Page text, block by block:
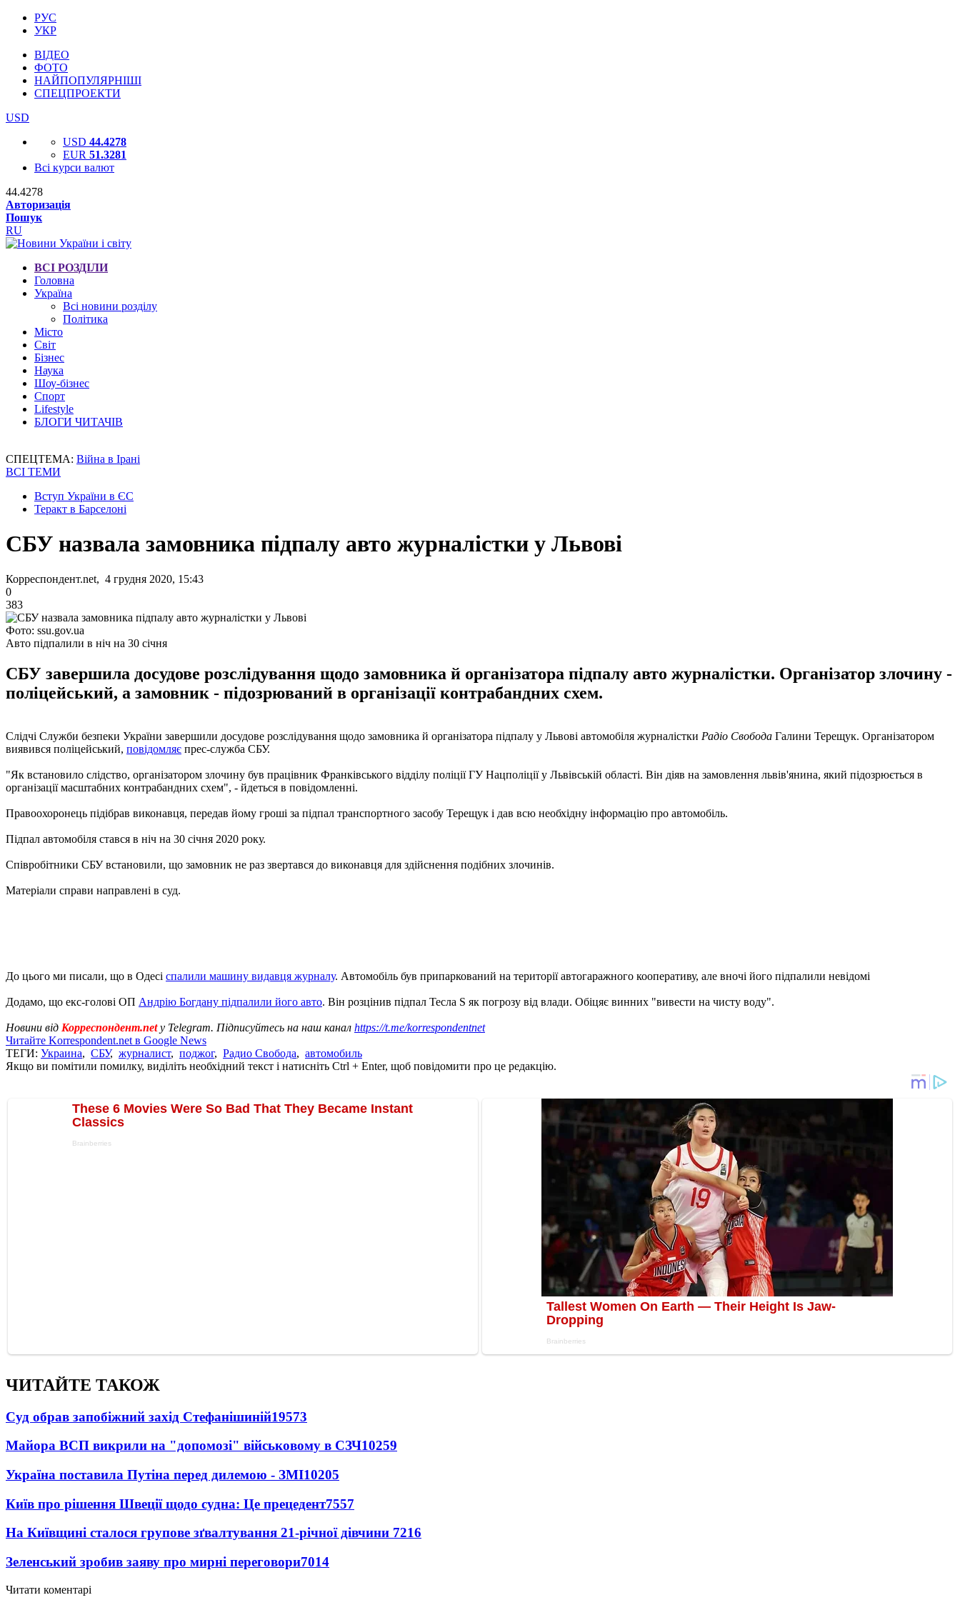
РУС
УКР
ВІДЕО
ФОТО
НАЙПОПУЛЯРНІШІ
СПЕЦПРОЕКТИ
USD
USD 44.4278
EUR 51.3281
Всі курси валют
44.4278
Авторизація
Пошук
RU
ВСІ РОЗДІЛИ
Головна
Україна
Всі новини розділу
Політика
Місто
Світ
Бізнес
Наука
Шоу-бізнес
Спорт
Lifestyle
БЛОГИ ЧИТАЧІВ
СПЕЦТЕМА: Війна в Ірані
ВСІ ТЕМИ
Вступ України в ЄС
Теракт в Барселоні
СБУ назвала замовника підпалу авто журналістки у Львові
Корреспондент.net, 4 грудня 2020, 15:43
0
383
Фото: ssu.gov.ua
Авто підпалили в ніч на 30 січня
СБУ завершила досудове розслідування щодо замовника й організатора підпалу авто журналістки. Організатор злочину -
поліцейський, а замовник - підозрюваний в організації контрабандних схем.
Слідчі Служби безпеки України завершили досудове розслідування щодо замовника й організатора підпалу у Львові автомобіля журналістки Радіо Свобода Галини Терещук. Організатором
виявився поліцейський, повідомляє прес-служба СБУ.
"Як встановило слідство, організатором злочину був працівник Франківського відділу поліції ГУ Нацполіції у Львівській області. Він діяв на замовлення львів'янина, який підозрюється в
організації масштабних контрабандних схем", - йдеться в повідомленні.
Правоохоронець підібрав виконавця, передав йому гроші за підпал транспортного засобу Терещук і дав всю необхідну інформацію про автомобіль.
Підпал автомобіля стався в ніч на 30 січня 2020 року.
Співробітники СБУ встановили, що замовник не раз звертався до виконавця для здійснення подібних злочинів.
Матеріали справи направлені в суд.
До цього ми писали, що в Одесі спалили машину видавця журналу. Автомобіль був припаркований на території автогаражного кооперативу, але вночі його підпалили невідомі
Додамо, що екс-голові ОП Андрію Богдану підпалили його авто. Він розцінив підпал Тесла S як погрозу від влади. Обіцяє винних "вивести на чисту воду".
Новини від Корреспондент.netу Telegram. Підписуйтесь на наш канал https://t.me/korrespondentnet
Читайте Korrespondent.net в Google News
ТЕГИ: Украина, СБУ, журналист, поджог, Радио Свобода, автомобиль
Якщо ви помітили помилку, виділіть необхідний текст і натисніть Ctrl + Enter, щоб повідомити про це редакцію.
ЧИТАЙТЕ ТАКОЖ
Суд обрав запобіжний захід Стефанішиній19573
Майора ВСП викрили на "допомозі" військовому в СЗЧ10259
Україна поставила Путіна перед дилемою - ЗМІ10205
Київ про рішення Швеції щодо судна: Це прецедент7557
На Київщині сталося групове зґвалтування 21-річної дівчини 7216
Зеленський зробив заяву про мирні переговори7014
Читати коментарі